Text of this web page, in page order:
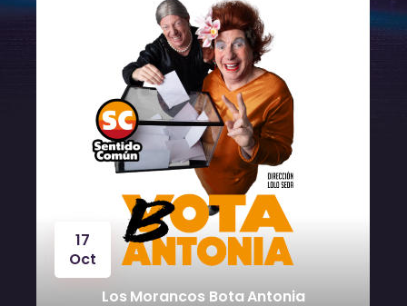
17
Oct
Los Morancos Bota Antonia